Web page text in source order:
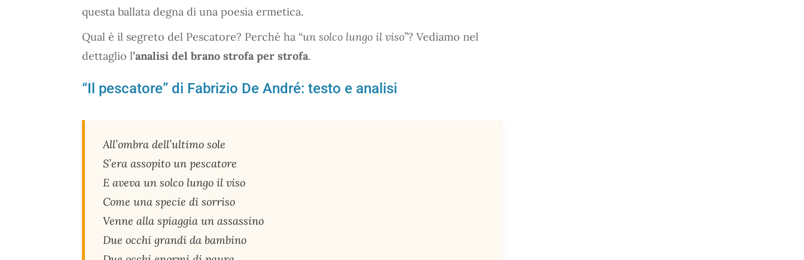
questa ballata degna di una poesia ermetica.
Qual è il segreto del Pescatore? Perché ha “un solco lungo il viso”? Vediamo nel
dettaglio l’analisi del brano strofa per strofa.
“Il pescatore” di Fabrizio De André: testo e analisi
All’ombra dell’ultimo sole
S’era assopito un pescatore
E aveva un solco lungo il viso
Come una specie di sorriso
Venne alla spiaggia un assassino
Due occhi grandi da bambino